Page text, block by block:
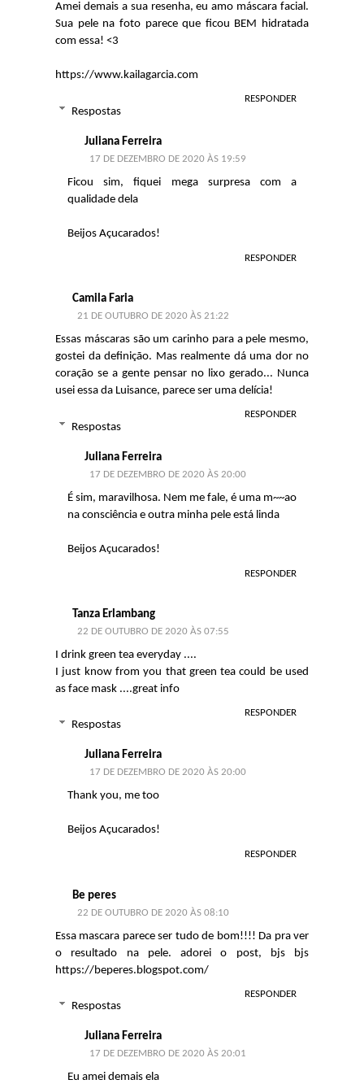
Amei demais a sua resenha, eu amo máscara facial.
Sua pele na foto parece que ficou BEM hidratada
com essa! <3
https://www.kailagarcia.com
RESPONDER
Respostas
Juliana Ferreira
17 DE DEZEMBRO DE 2020 ÀS 19:59
Ficou sim, fiquei mega surpresa com a
qualidade dela
Beijos Açucarados!
RESPONDER
Camila Faria
21 DE OUTUBRO DE 2020 ÀS 21:22
Essas máscaras são um carinho para a pele mesmo,
gostei da definição. Mas realmente dá uma dor no
coração se a gente pensar no lixo gerado... Nunca
usei essa da Luisance, parece ser uma delícia!
RESPONDER
Respostas
Juliana Ferreira
17 DE DEZEMBRO DE 2020 ÀS 20:00
É sim, maravilhosa. Nem me fale, é uma m~~ao
na consciência e outra minha pele está linda
Beijos Açucarados!
RESPONDER
Tanza Erlambang
22 DE OUTUBRO DE 2020 ÀS 07:55
I drink green tea everyday ....
I just know from you that green tea could be used
as face mask ....great info
RESPONDER
Respostas
Juliana Ferreira
17 DE DEZEMBRO DE 2020 ÀS 20:00
Thank you, me too
Beijos Açucarados!
RESPONDER
Be peres
22 DE OUTUBRO DE 2020 ÀS 08:10
Essa mascara parece ser tudo de bom!!!! Da pra ver
o resultado na pele. adorei o post, bjs bjs
https://beperes.blogspot.com/
RESPONDER
Respostas
Juliana Ferreira
17 DE DEZEMBRO DE 2020 ÀS 20:01
Eu amei demais ela